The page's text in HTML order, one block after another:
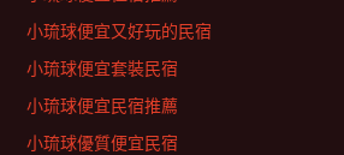
小琉球便宜又好玩的民宿
小琉球便宜套裝民宿
小琉球便宜民宿推薦
小琉球優質便宜民宿